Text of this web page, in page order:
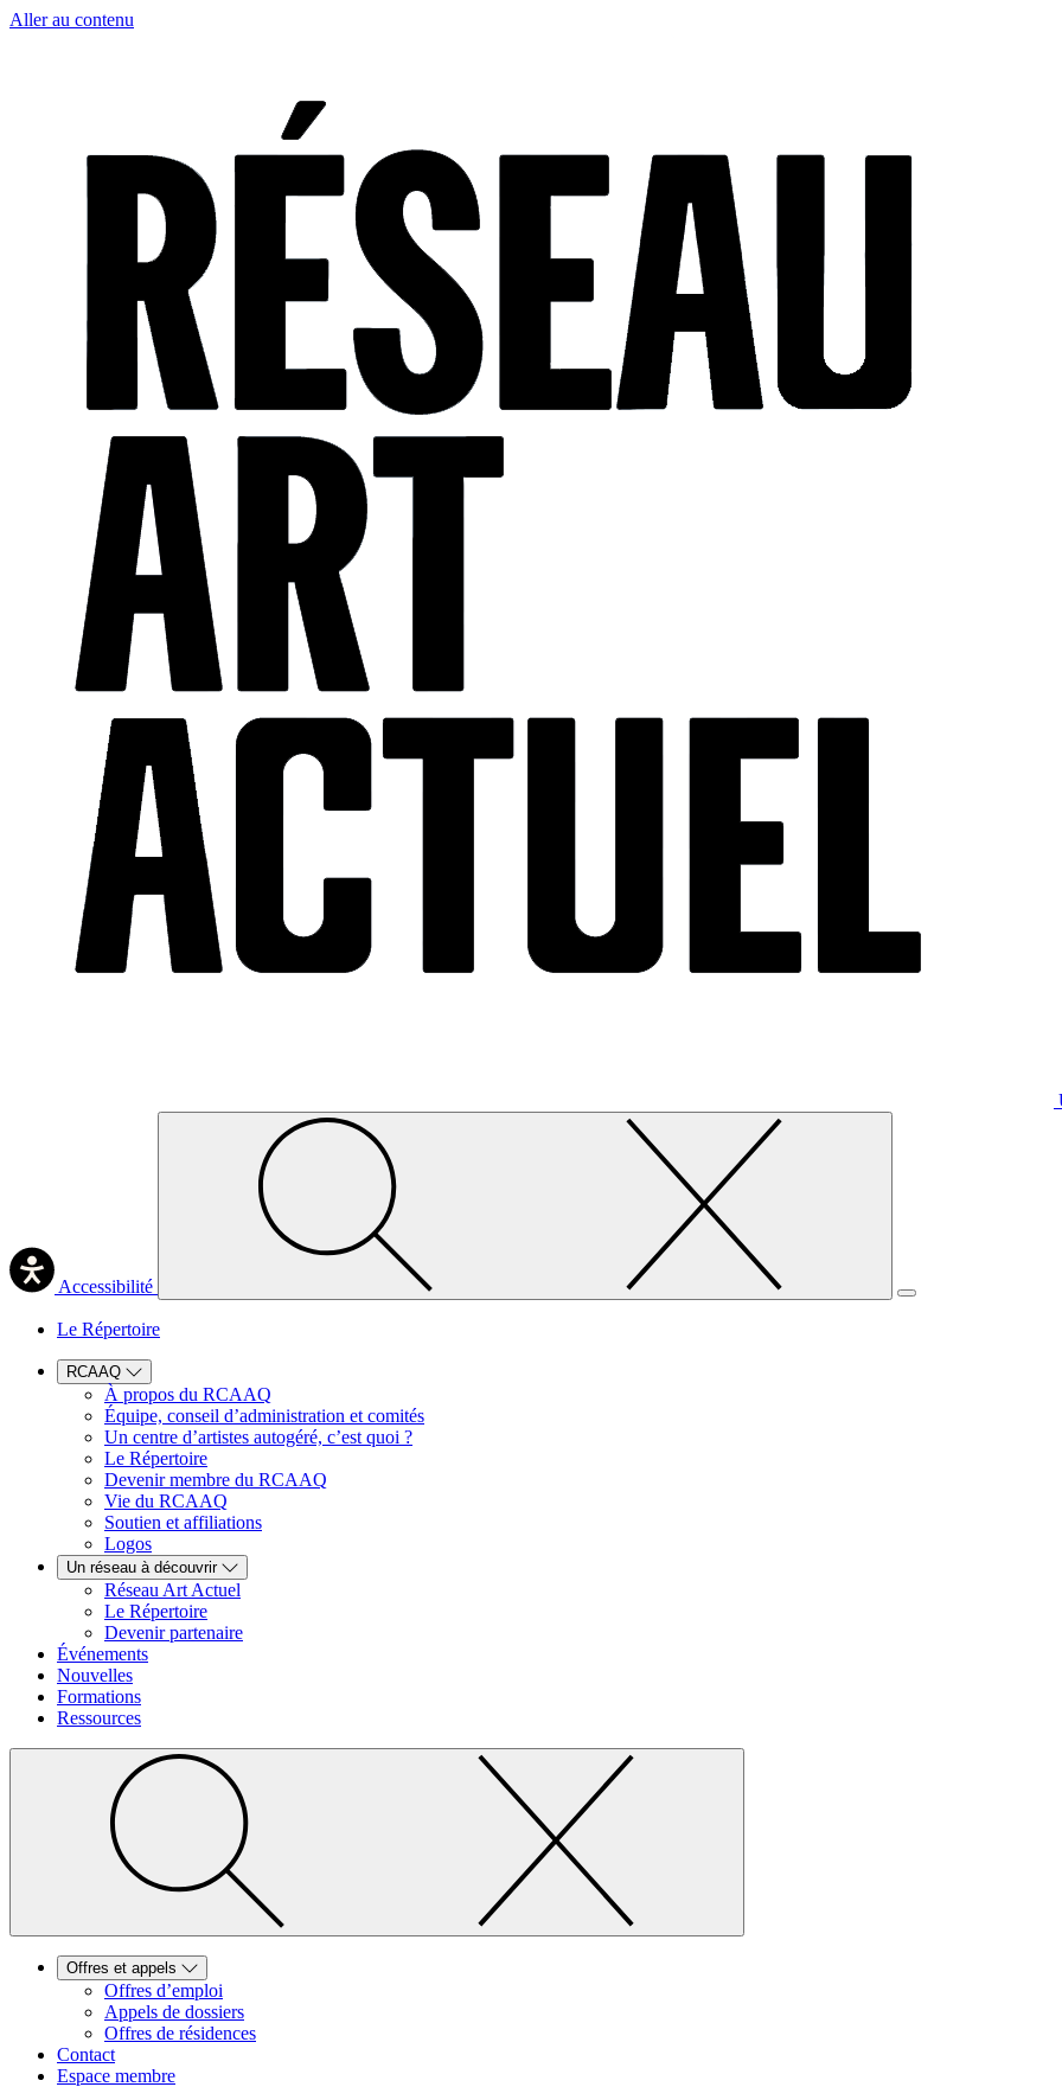
Aller au contenu
Accessibilité
Le Répertoire
RCAAQ
À propos du RCAAQ
Équipe, conseil d’administration et comités
Un centre d’artistes autogéré, c’est quoi ?
Le Répertoire
Devenir membre du RCAAQ
Vie du RCAAQ
Soutien et affiliations
Logos
Un réseau à découvrir
Réseau Art Actuel
Le Répertoire
Devenir partenaire
Événements
Nouvelles
Formations
Ressources
Offres et appels
Offres d’emploi
Appels de dossiers
Offres de résidences
Contact
Espace membre